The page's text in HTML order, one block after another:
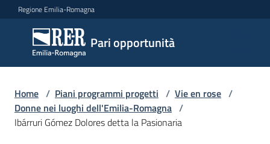
Vai al contenuto
Vai alla navigazione
Vai al footer
Regione Emilia-Romagna
Pari opportunità
Pari
opportunità
Argomenti
Home / Piani programmi progetti / Vie en rose /
Donne nei luoghi dell'Emilia-Romagna /
Ibárruri Gómez Dolores detta la Pasionaria